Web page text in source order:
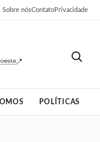
Sobre nósContatoPrivacidade
POLÍTICAS